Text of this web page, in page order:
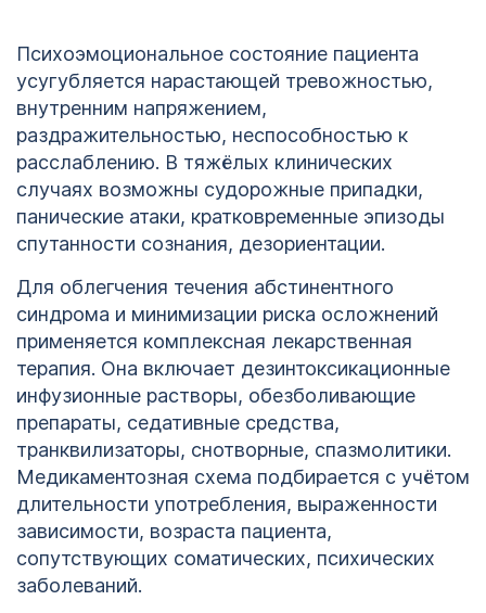
Психоэмоциональное состояние пациента
усугубляется нарастающей тревожностью,
внутренним напряжением,
раздражительностью, неспособностью к
расслаблению. В тяжёлых клинических
случаях возможны судорожные припадки,
панические атаки, кратковременные эпизоды
спутанности сознания, дезориентации.
Для облегчения течения абстинентного
синдрома и минимизации риска осложнений
применяется комплексная лекарственная
терапия. Она включает дезинтоксикационные
инфузионные растворы, обезболивающие
препараты, седативные средства,
транквилизаторы, снотворные, спазмолитики.
Медикаментозная схема подбирается с учётом
длительности употребления, выраженности
зависимости, возраста пациента,
сопутствующих соматических, психических
заболеваний.